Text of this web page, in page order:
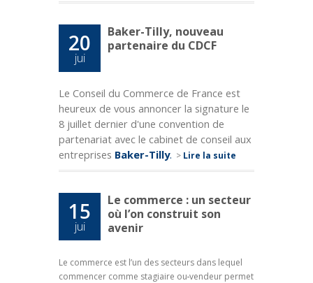
20
jui
Baker-Tilly, nouveau
partenaire du CDCF
Le Conseil du Commerce de France est
heureux de vous annoncer la signature le
8 juillet dernier d'une convention de
partenariat avec le cabinet de conseil aux
entreprises Baker-Tilly. > Lire la suite
15
jui
Le commerce : un secteur
où l’on construit son
avenir
Le commerce est l’un des secteurs dans lequel
commencer comme stagiaire ou vendeur permet